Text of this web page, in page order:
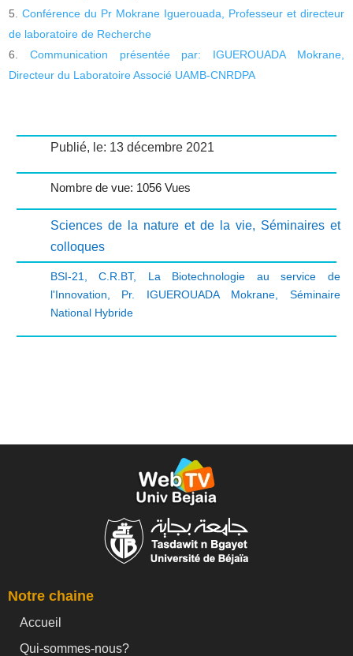
Conférence du Pr Mokrane Iguerouada, Professeur et directeur
de laboratoire de Recherche
Communication présentée par: IGUEROUADA Mokrane,
Directeur du Laboratoire Associé UAMB-CNRDPA
Publié, le: 13 décembre 2021
Nombre de vue: 1056 Vues
Sciences de la nature et de la vie, Séminaires et
colloques
BSI-21 C.R.BT, La Biotechnologie au service de
l'Innovation
Pr. IGUEROUADA Mokrane, Séminaire
National Hybride
Notre chaine
Accueil
Qui-sommes-nous?